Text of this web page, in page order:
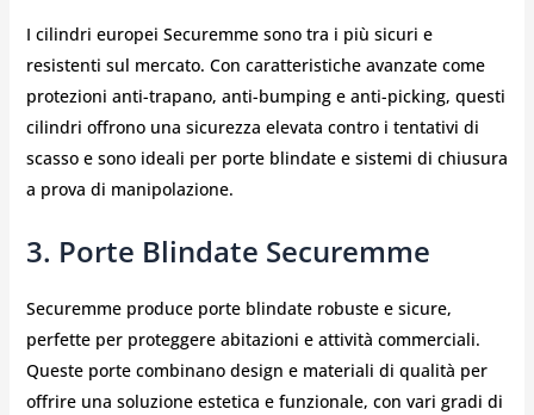
I cilindri europei Securemme sono tra i più sicuri e
resistenti sul mercato. Con caratteristiche avanzate come
protezioni anti-trapano, anti-bumping e anti-picking, questi
cilindri offrono una sicurezza elevata contro i tentativi di
scasso e sono ideali per porte blindate e sistemi di chiusura
a prova di manipolazione.
3. Porte Blindate Securemme
Securemme produce porte blindate robuste e sicure,
perfette per proteggere abitazioni e attività commerciali.
Queste porte combinano design e materiali di qualità per
offrire una soluzione estetica e funzionale, con vari gradi di